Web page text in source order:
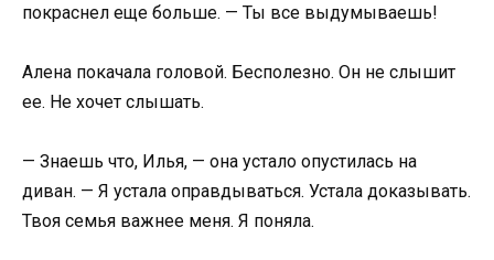
покраснел еще больше. — Ты все выдумываешь!
Алена покачала головой. Бесполезно. Он не слышит
ее. Не хочет слышать.
— Знаешь что, Илья, — она устало опустилась на
диван. — Я устала оправдываться. Устала доказывать.
Твоя семья важнее меня. Я поняла.